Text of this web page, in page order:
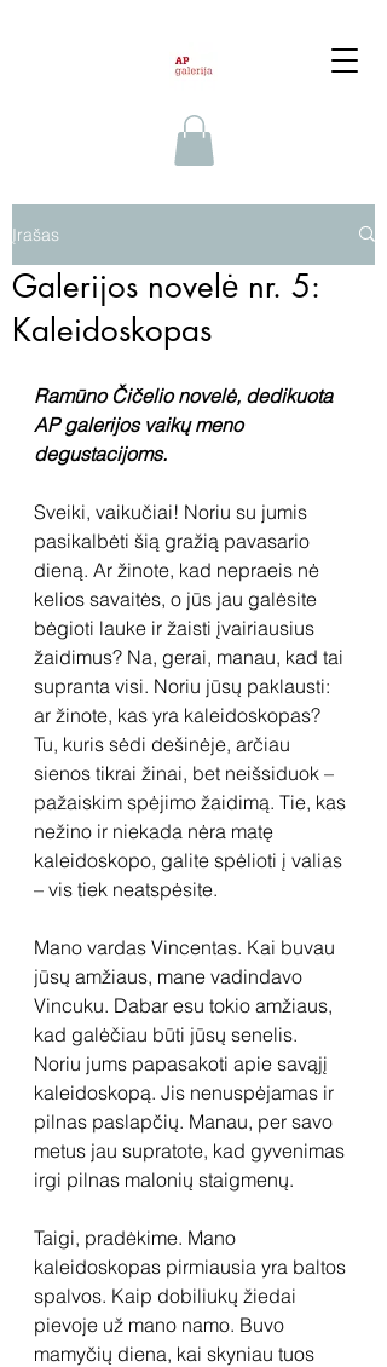
Įrašas
Galerijos novelė nr. 5:
Kaleidoskopas
Ramūno Čičelio novelė, dedikuota
AP galerijos vaikų meno
degustacijoms.
Sveiki, vaikučiai! Noriu su jumis
pasikalbėti šią gražią pavasario
dieną. Ar žinote, kad nepraeis nė
kelios savaitės, o jūs jau galėsite
bėgioti lauke ir žaisti įvairiausius
žaidimus? Na, gerai, manau, kad tai
supranta visi. Noriu jūsų paklausti:
ar žinote, kas yra kaleidoskopas?
Tu, kuris sėdi dešinėje, arčiau
sienos tikrai žinai, bet neišsiduok –
pažaiskim spėjimo žaidimą. Tie, kas
nežino ir niekada nėra matę
kaleidoskopo, galite spėlioti į valias
– vis tiek neatspėsite.
Mano vardas Vincentas. Kai buvau
jūsų amžiaus, mane vadindavo
Vincuku. Dabar esu tokio amžiaus,
kad galėčiau būti jūsų senelis.
Noriu jums papasakoti apie savąjį
kaleidoskopą. Jis nenuspėjamas ir
pilnas paslapčių. Manau, per savo
metus jau supratote, kad gyvenimas
irgi pilnas malonių staigmenų.
Taigi, pradėkime. Mano
kaleidoskopas pirmiausia yra baltos
spalvos. Kaip dobiliukų žiedai
pievoje už mano namo. Buvo
mamyčių diena, kai skyniau tuos